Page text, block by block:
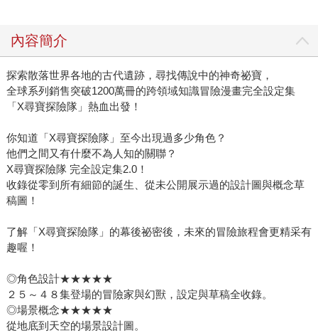
內容簡介
探索散落世界各地的古代遺跡，尋找傳說中的神奇祕寶，
全球系列銷售突破1200萬冊的跨領域知識冒險漫畫完全設定集
「X尋寶探險隊」熱血出發！
你知道「X尋寶探險隊」至今出現過多少角色？
他們之間又有什麼不為人知的關聯？
X尋寶探險隊 完全設定集2.0！
收錄從零到所有細節的誕生、從未公開展示過的設計圖與概念草
稿圖！
了解「X尋寶探險隊」的幕後祕密後，未來的冒險旅程會更精采有
趣喔！
◎角色設計★★★★★
２５～４８集登場的冒險家與幻獸，設定與草稿全收錄。
◎場景概念★★★★★
從地底到天空的場景設計圖。